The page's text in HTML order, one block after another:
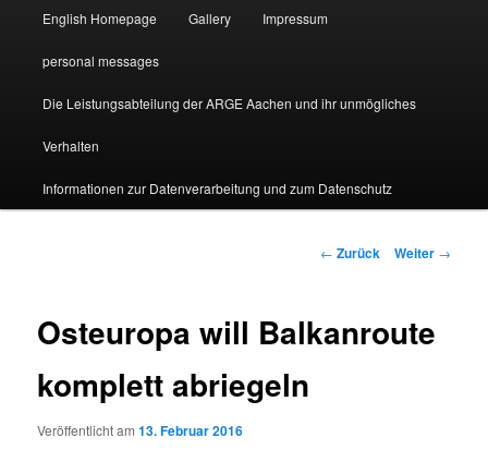
English Homepage Gallery Impressum
personal messages
Die Leistungsabteilung der ARGE Aachen und ihr unmögliches
Verhalten
Informationen zur Datenverarbeitung und zum Datenschutz
Beitragsnavigation
← Zurück Weiter →
Osteuropa will Balkanroute
komplett abriegeln
Veröffentlicht am13. Februar 2016